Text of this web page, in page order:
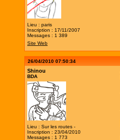
Lieu : paris
Inscription : 17/11/2007
Messages : 1 389
Site Web
26/04/2010 07:50:34
Shinou
BDA
Lieu : Sur les routes -
Inscription : 23/04/2010
Messages : 1 773